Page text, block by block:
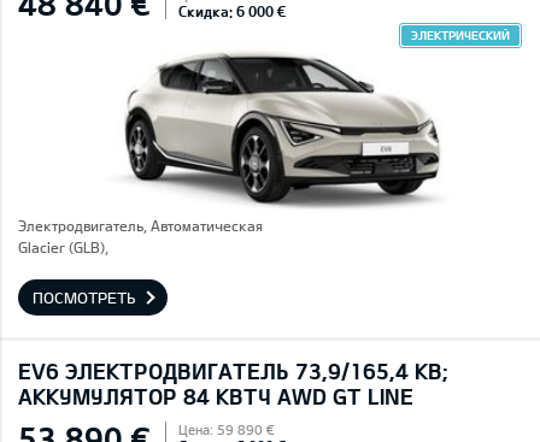
Скидка: 6 000 €
ЭЛЕКТРИЧЕСКИЙ
Электродвигатель, Автоматическая
Glacier (GLB),
ПОСМОТРЕТЬ
EV6 ЭЛЕКТРОДВИГАТЕЛЬ 73,9/165,4 КВ;
AККУМУЛЯТОР 84 КВТЧ AWD GT LINE
Цена: 59 890 €